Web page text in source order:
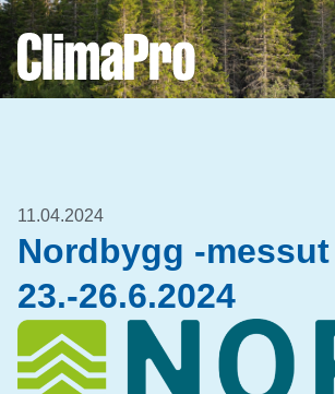
11.04.2024
Nordbygg -messut
23.-26.6.2024